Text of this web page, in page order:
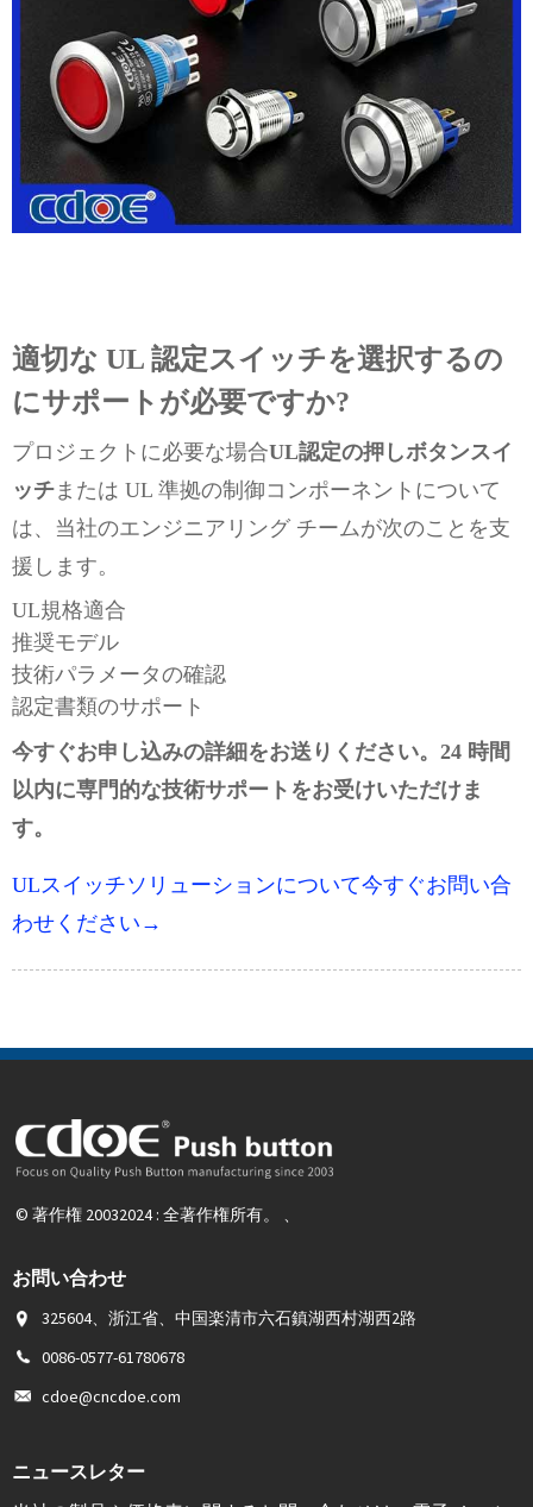
適切な UL 認定スイッチを選択するの
にサポートが必要ですか?
プロジェクトに必要な場合UL認定の押しボタンスイ
ッチまたは UL 準拠の制御コンポーネントについて
は、当社のエンジニアリング チームが次のことを支
援します。
UL規格適合
推奨モデル
技術パラメータの確認
認定書類のサポート
今すぐお申し込みの詳細をお送りください。24 時間
以内に専門的な技術サポートをお受けいただけま
す。
ULスイッチソリューションについて今すぐお問い合
わせください→
© 著作権 20032024 : 全著作権所有。 、
お問い合わせ
325604、浙江省、中国楽清市六石鎮湖西村湖西2路
0086-0577-61780678
cdoe@cncdoe.com
ニュースレター